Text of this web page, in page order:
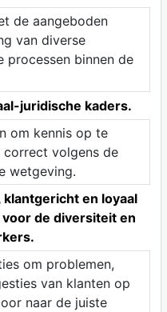
de aangeboden
van diverse
processen binnen de
juridische kaders.
om kennis op te
correct volgens de
wetgeving.
en loyaal
de diversiteit en
om problemen,
van klanten op
naar de juiste